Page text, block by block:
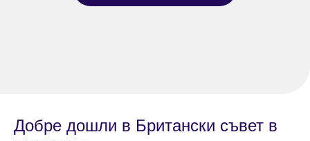
Добре дошли в Британски съвет в